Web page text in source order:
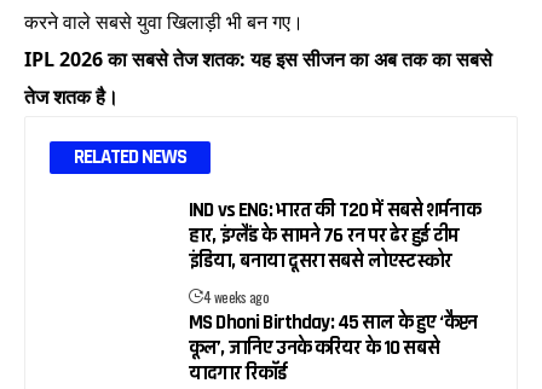
करने वाले सबसे युवा खिलाड़ी भी बन गए।
IPL 2026 का सबसे तेज शतक: यह इस सीजन का अब तक का सबसे
तेज शतक है।
RELATED NEWS
IND vs ENG: भारत की T20 में सबसे शर्मनाक
हार, इंग्लैंड के सामने 76 रन पर ढेर हुई टीम
इंडिया, बनाया दूसरा सबसे लोएस्ट स्कोर
4 weeks ago
MS Dhoni Birthday: 45 साल के हुए ‘कैप्टन
कूल’, जानिए उनके करियर के 10 सबसे
यादगार रिकॉर्ड